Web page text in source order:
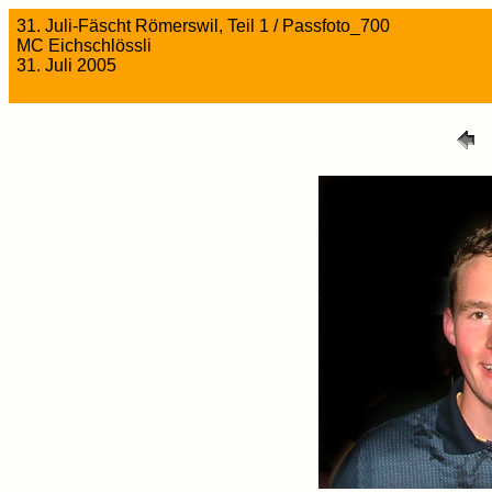
31. Juli-Fäscht Römerswil, Teil 1 / Passfoto_700
MC Eichschlössli
31. Juli 2005